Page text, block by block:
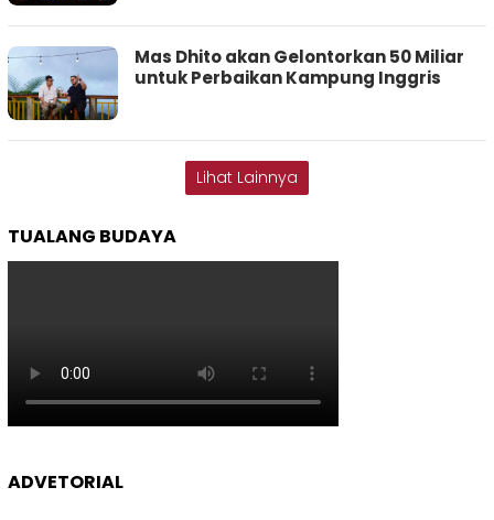
Mas Dhito akan Gelontorkan 50 Miliar
untuk Perbaikan Kampung Inggris
Lihat Lainnya
TUALANG BUDAYA
ADVETORIAL